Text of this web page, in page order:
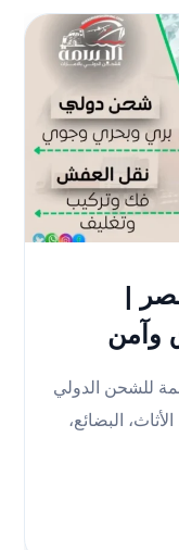
|
للشحن الدولي
البضائع،